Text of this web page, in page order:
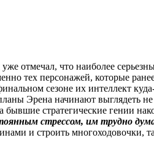
уже отмечал, что наиболее
тех персонажей, которые
сезоне их интеллект
Эрена начинают выглядеть
бывшие стратегические гении
стрессом, им трудно
и строить многоходовочки,